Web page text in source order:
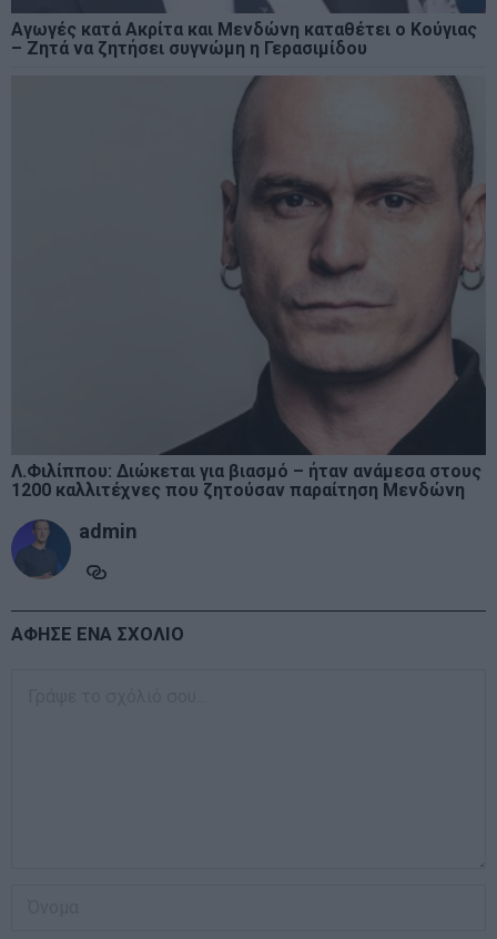
Αγωγές κατά Ακρίτα και Μενδώνη καταθέτει ο Κούγιας
– Ζητά να ζητήσει συγνώμη η Γερασιμίδου
Λ.Φιλίππου: Διώκεται για βιασμό – ήταν ανάμεσα στους
1200 καλλιτέχνες που ζητούσαν παραίτηση Μενδώνη
admin
ΑΦΗΣΕ ΕΝΑ ΣΧΟΛΙΟ